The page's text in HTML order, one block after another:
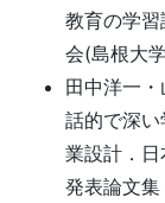
教育の学
会(島根大
田中洋一
話的で深
業設計．
発表論文集